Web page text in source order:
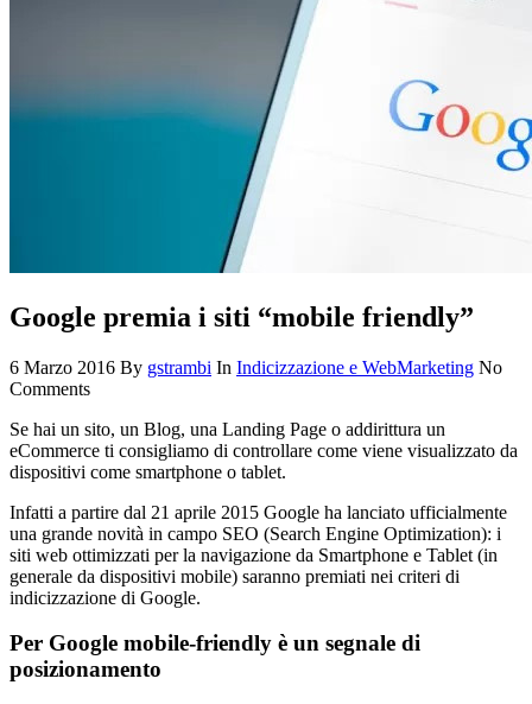
Google premia i siti “mobile friendly”
6 Marzo 2016 By gstrambi In Indicizzazione e WebMarketing No
Comments
Se hai un sito, un Blog, una Landing Page o addirittura un
eCommerce ti consigliamo di controllare come viene visualizzato da
dispositivi come smartphone o tablet.
Infatti a partire dal 21 aprile 2015 Google ha lanciato ufficialmente
una grande novità in campo SEO (Search Engine Optimization): i
siti web ottimizzati per la navigazione da Smartphone e Tablet (in
generale da dispositivi mobile) saranno premiati nei criteri di
indicizzazione di Google.
Per Google mobile-friendly è un segnale di
posizionamento